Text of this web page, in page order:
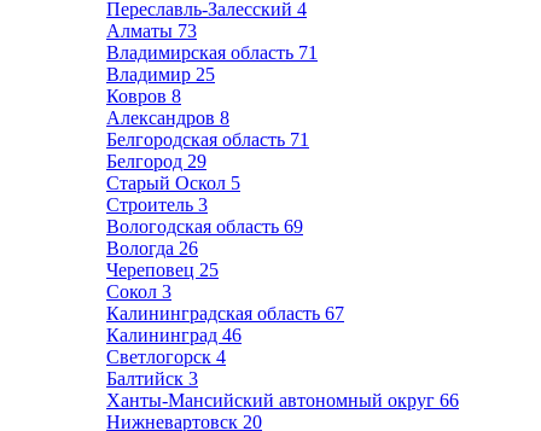
Переславль-Залесский 4
Алматы 73
Владимирская область 71
Владимир 25
Ковров 8
Александров 8
Белгородская область 71
Белгород 29
Старый Оскол 5
Строитель 3
Вологодская область 69
Вологда 26
Череповец 25
Сокол 3
Калининградская область 67
Калининград 46
Светлогорск 4
Балтийск 3
Ханты-Мансийский автономный округ 66
Нижневартовск 20